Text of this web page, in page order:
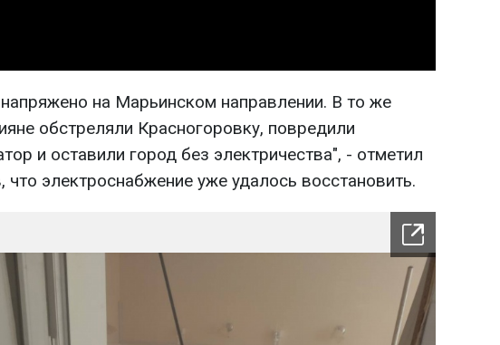
на Марьинском направлении. В то же
обстреляли Красногоровку, повредили
и оставили город без электричества", - отметил
что электроснабжение уже удалось восстановить.